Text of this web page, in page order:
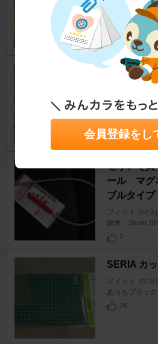
フィット [GE系]
buntyahさん
Axis styling
スポーツ
フィット [GE系]
xyz********さん
セリアで買
ール マグ
ブルタイプ
フィット [GE系]
銀羊 Silver
2
SERIA カ
フィット [GE系]
あっちブラック
26
会員登録をし